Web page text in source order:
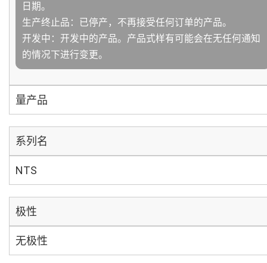
日期。
生产终止品：已停产，不再接受任何订单的产品。
开发中：开发中的产品。产品式样有可能会在无任何通知
的情况下进行变更。
量产品
系列名
NTS
极性
无极性